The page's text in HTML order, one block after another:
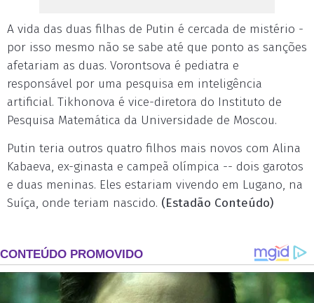
A vida das duas filhas de Putin é cercada de mistério -
por isso mesmo não se sabe até que ponto as sanções
afetariam as duas. Vorontsova é pediatra e
responsável por uma pesquisa em inteligência
artificial. Tikhonova é vice-diretora do Instituto de
Pesquisa Matemática da Universidade de Moscou.
Putin teria outros quatro filhos mais novos com Alina
Kabaeva, ex-ginasta e campeã olímpica -- dois garotos
e duas meninas. Eles estariam vivendo em Lugano, na
Suíça, onde teriam nascido. (Estadão Conteúdo)